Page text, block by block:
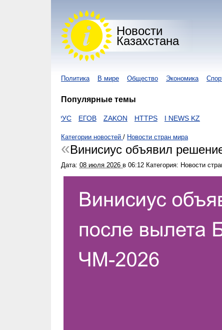
Новости
Казахстана
Политика В мире Общество Экономика
Популярные темы
ЕГОВ ZAKON HTTPS I NEWS KZ
Категории новостей / Новости стран мира
Винисиус объявил
Дата: 08 июля 2026 в 06:12 Категория: Новости